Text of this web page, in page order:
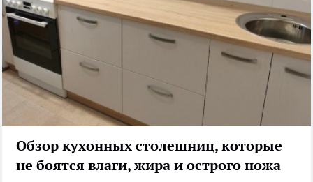
Обзор кухонных столешниц, которые
не боятся влаги, жира и острого ножа